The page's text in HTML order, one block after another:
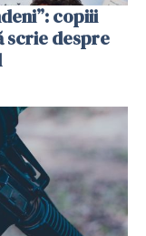
copiii
scrie despre